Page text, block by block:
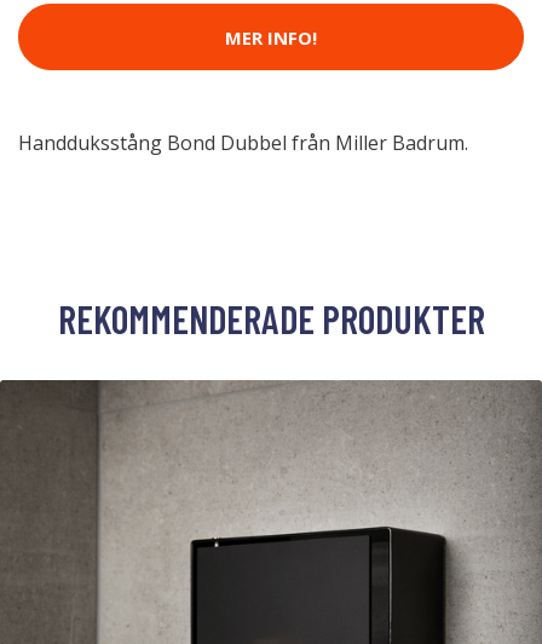
MER INFO!
Handduksstång Bond Dubbel från Miller Badrum.
REKOMMENDERADE PRODUKTER